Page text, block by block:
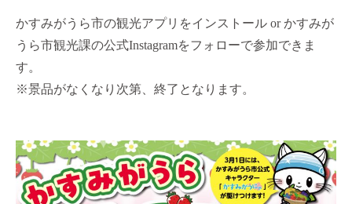
かすみがうら市の観光アプリをインストール or かすみが
うら市観光課の公式Instagramをフォローで参加できま
す。
※景品がなくなり次第、終了となります。